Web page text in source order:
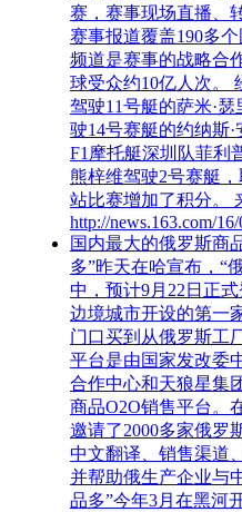
赛，赛事现场直播、
赛事报道覆盖190多
频道是赛事的战略合
球受众约10亿人次。
驾驶11号艇的萨米·
驶14号赛艇的约纳斯
F1摩托艇深圳队菲利
熊梓维驾驶2号赛艇
站比赛增加了积分。
http://news.163.com/
国内最大的俄罗斯商
多”昨天在哈宣布，“
中，预计9月22日正
边境城市开设的第一
门口买到从俄罗斯工
平台是由国家发改委
合作中心和天狼星集
商品O2O销售平台。
邀请了2000多家俄罗
中文翻译、销售渠道
并帮助俄生产企业与
品多”今年3月在黑河